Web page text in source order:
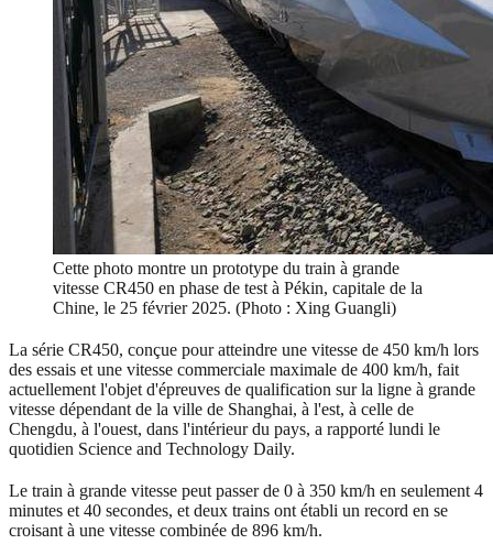
Cette photo montre un prototype du train à grande
vitesse CR450 en phase de test à Pékin, capitale de la
Chine, le 25 février 2025. (Photo : Xing Guangli)
La série CR450, conçue pour atteindre une vitesse de 450 km/h lors
des essais et une vitesse commerciale maximale de 400 km/h, fait
actuellement l'objet d'épreuves de qualification sur la ligne à grande
vitesse dépendant de la ville de Shanghai, à l'est, à celle de
Chengdu, à l'ouest, dans l'intérieur du pays, a rapporté lundi le
quotidien Science and Technology Daily.
Le train à grande vitesse peut passer de 0 à 350 km/h en seulement 4
minutes et 40 secondes, et deux trains ont établi un record en se
croisant à une vitesse combinée de 896 km/h.